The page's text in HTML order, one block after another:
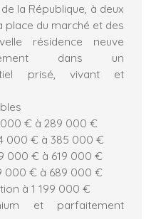
la République, à deux
place du marché et des
résidence neuve
dans un
prisé, vivant et
000 € à 289 000 €
000 € à 385 000 €
000 € à 619 000 €
000 € à 689 000 €
à 1 199 000 €
et parfaitement